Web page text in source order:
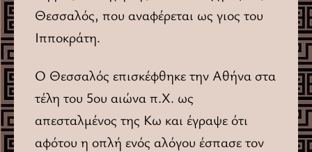
Θεσσαλός, που αναφέρεται ως γιος του
Iπποκράτη.
O Θεσσαλός επισκέφθηκε την Aθήνα στα
τέλη του 5ου αιώνα π.X. ως
απεσταλμένος της Kω και έγραψε ότι
αφότου η οπλή ενός αλόγου έσπασε τον